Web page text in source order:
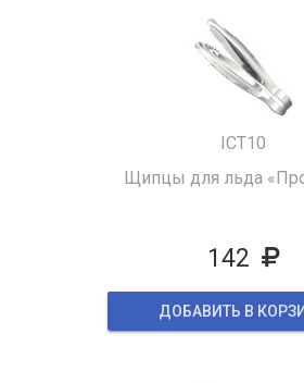
ICT10
Щипцы для льда
142
ДОБАВИТЬ В